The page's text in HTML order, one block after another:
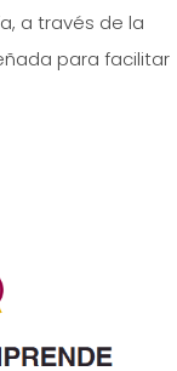
a través de la
para facilitar